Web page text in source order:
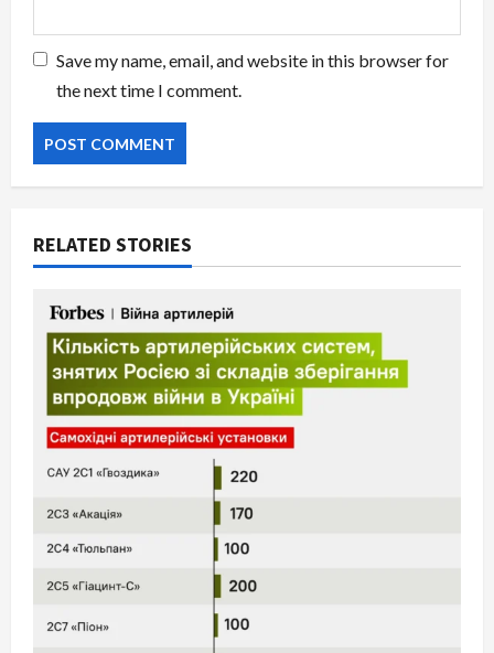
Save my name, email, and website in this browser for
the next time I comment.
RELATED STORIES